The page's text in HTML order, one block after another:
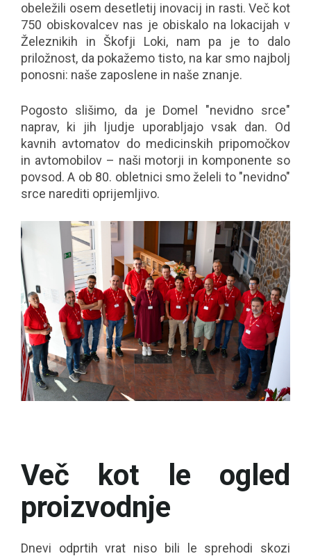
obeležili osem desetletij inovacij in rasti. Več kot
750 obiskovalcev nas je obiskalo na lokacijah v
Železnikih in Škofji Loki, nam pa je to dalo
priložnost, da pokažemo tisto, na kar smo najbolj
ponosni: naše zaposlene in naše znanje.
Pogosto slišimo, da je Domel "nevidno srce"
naprav, ki jih ljudje uporabljajo vsak dan. Od
kavnih avtomatov do medicinskih pripomočkov
in avtomobilov – naši motorji in komponente so
povsod. A ob 80. obletnici smo želeli to "nevidno"
srce narediti oprijemljivo.
Več kot le ogled
proizvodnje
Dnevi odprtih vrat niso bili le sprehodi skozi